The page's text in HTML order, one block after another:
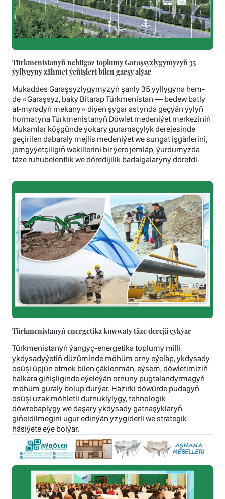
Türkmenistanyň nebitgaz toplumy Garaşsyzlygymyzyň 35
ýyllygyny zähmet ýeňişleri bilen garşy alýar
Mukaddes Garaşsyzlygymyzyň şanly 35 ýyllygyna hem-
de «Garaşsyz, baky Bitarap Türkmenistan — bedew batly
at-myradyň mekany» diýen şygar astynda geçýän ýylyň
hormatyna Türkmenistanyň Döwlet medeniýet merkeziniň
Mukamlar köşgünde ýokary guramaçylyk derejesinde
geçirilen dabaraly mejlis medeniýet we sungat işgärlerini,
jemgyýetçiligiň wekillerini bir ýere jemläp, ýurdumyzda
täze ruhubelentlik we döredijilik badalgalaryny döretdi.
Türkmenistanyň energetika kuwwaty täze derejä çykýar
Türkmenistanyň ýangyç-energetika toplumy milli
ykdysadyýetiň düzüminde möhüm orny eýeläp, ykdysady
ösüşi üpjün etmek bilen çäklenmän, eýsem, döwletimiziň
halkara giňişliginde eýeleýän ornuny pugtalandyrmagyň
möhüm guraly bolup durýar. Häzirki döwürde pudagyň
ösüşi uzak möhletli durnuklylygy, tehnologik
döwrebaplygy we daşary ykdysady gatnaşyklaryň
giňeldilmegini ugur edinýän yzygiderli we strategik
häsiýete eýe bolýar.